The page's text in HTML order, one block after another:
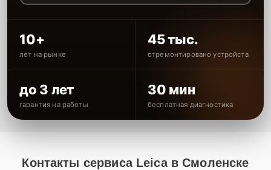
10+
лет на рынке
45 тыс.
отремонтировано устройств
до 3 лет
гарантия на работы
30 мин
бесплатная диагностика
Контакты сервиса Leica в Смоленске